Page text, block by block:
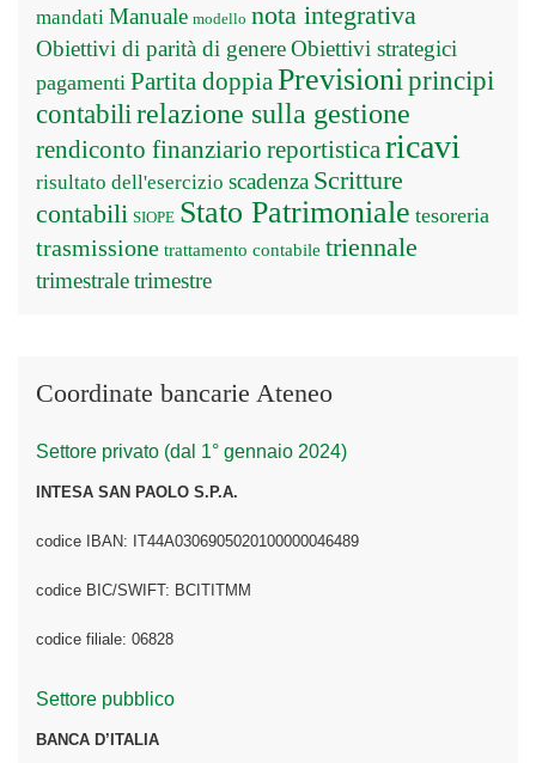
mandati Manuale modello nota integrativa
Obiettivi di parità di genereObiettivi strategici
pagamenti Partita doppiaPrevisioniprincipi
contabilirelazione sulla gestione
rendiconto finanziario reportisticaricavi
risultato dell'esercizio scadenza Scritture
contabili SIOPE Stato Patrimoniale tesoreria
trasmissione trattamento contabile triennale
trimestraletrimestre
Coordinate bancarie Ateneo
Settore privato (dal 1° gennaio 2024)
INTESA SAN PAOLO S.P.A.
codice IBAN: IT44A0306905020100000046489
codice BIC/SWIFT: BCITITMM
codice filiale: 06828
Settore pubblico
BANCA D’ITALIA